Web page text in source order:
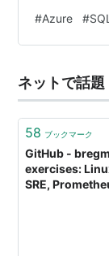
去12時間に1
います。
from
#Azure #
ネットで話題
58 ブックマーク
GitHub -
exercises:
SRE,